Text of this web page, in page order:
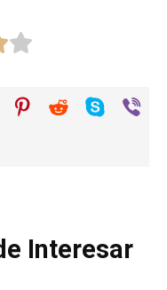
Interesar